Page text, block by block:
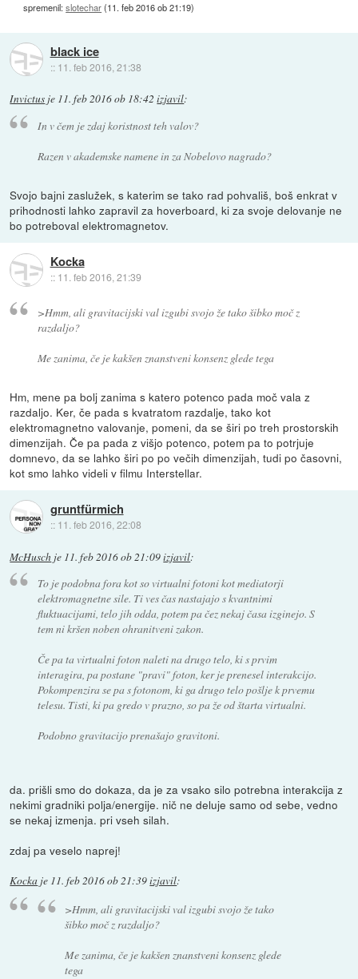
spremenil:slotechar(11. feb 2016 ob 21:19)
black ice
:: 11. feb 2016, 21:38
Invictus je 11. feb 2016 ob 18:42 izjavil:
In v čem je zdaj koristnost teh valov?
Razen v akademske namene in za Nobelovo nagrado?
Svojo bajni zaslužek, s katerim se tako rad pohvališ, boš enkrat v
prihodnosti lahko zapravil za hoverboard, ki za svoje delovanje ne
bo potreboval elektromagnetov.
Kocka
:: 11. feb 2016, 21:39
>Hmm, ali gravitacijski val izgubi svojo že tako šibko moč z
razdaljo?
Me zanima, če je kakšen znanstveni konsenz glede tega
Hm, mene pa bolj zanima s katero potenco pada moč vala z
razdaljo. Ker, če pada s kvatratom razdalje, tako kot
elektromagnetno valovanje, pomeni, da se širi po treh prostorskih
dimenzijah. Če pa pada z višjo potenco, potem pa to potrjuje
domnevo, da se lahko širi po po večih dimenzijah, tudi po časovni,
kot smo lahko videli v filmu Interstellar.
gruntfürmich
:: 11. feb 2016, 22:08
McHusch je 11. feb 2016 ob 21:09izjavil:
To je podobna fora kot so virtualni fotoni kot mediatorji
elektromagnetne sile. Ti ves čas nastajajo s kvantnimi
fluktuacijami, telo jih odda, potem pa čez nekaj časa izginejo. S
tem ni kršen noben ohranitveni zakon.
Če pa ta virtualni foton naleti na drugo telo, ki s prvim
interagira, pa postane "pravi" foton, ker je prenesel interakcijo.
Pokompenzira se pa s fotonom, ki ga drugo telo pošlje k prvemu
telesu. Tisti, ki pa gredo v prazno, so pa že od štarta virtualni.
Podobno gravitacijo prenašajo gravitoni.
da. prišli smo do dokaza, da je za vsako silo potrebna interakcija z
nekimi gradniki polja/energije. nič ne deluje samo od sebe, vedno
se nekaj izmenja. pri vseh silah.
zdaj pa veselo naprej!
Kocka je 11. feb 2016 ob 21:39izjavil:
>Hmm, ali gravitacijski val izgubi svojo že tako
šibko moč z razdaljo?
Me zanima, če je kakšen znanstveni konsenz glede
tega